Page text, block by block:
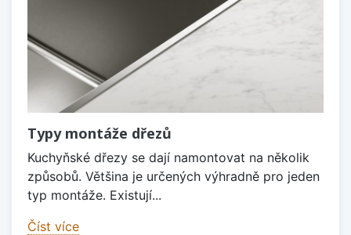
Typy montáže dřezů
Kuchyňské dřezy se dají namontovat na několik
způsobů. Většina je určených výhradně pro jeden
typ montáže. Existují...
Číst více